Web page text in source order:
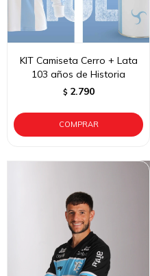
KIT Camiseta Cerro + Lata
103 años de Historia
$ 2.790